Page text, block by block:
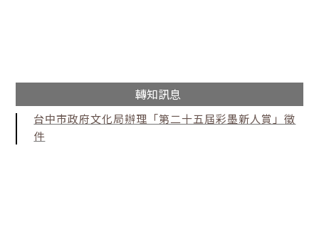
轉知訊息
台中市政府文化局辦理「第二十五屆彩墨新人賞」徵
件